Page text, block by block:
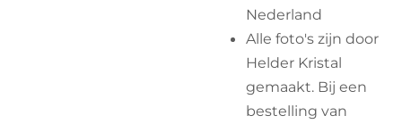
Nederland
Alle foto's zijn door
Helder Kristal
gemaakt. Bij een
bestelling van